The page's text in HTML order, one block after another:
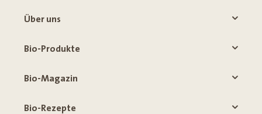
Über uns
Bio-Produkte
Bio-Magazin
Bio-Rezepte